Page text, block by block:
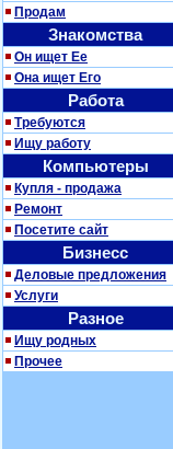
Продам
Знакомства
Он ищет Ее
Она ищет Его
Работа
Требуются
Ищу работу
Компьютеры
Купля - продажа
Ремонт
Посетите сайт
Бизнесс
Деловые предложения
Услуги
Разное
Ищу родных
Прочее